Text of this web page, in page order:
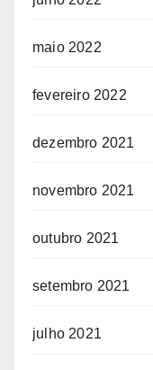
maio 2022
fevereiro 2022
dezembro 2021
novembro 2021
outubro 2021
setembro 2021
julho 2021